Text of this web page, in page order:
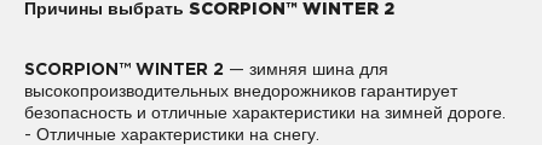
Причины выбрать SCORPION™ WINTER 2
SCORPION™ WINTER 2 — зимняя шина для
высокопроизводительных внедорожников гарантирует
безопасность и отличные характеристики на зимней дороге.
- Отличные характеристики на снегу.